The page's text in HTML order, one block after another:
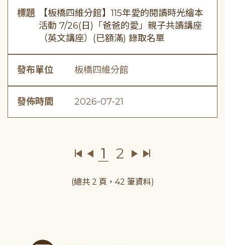
標題
【板橋四維分館】115年愛的閱讀時光繪本
活動 7/26(日)「爸爸的愛」親子共讀講座
（英文講座）(已額滿) 錄取名單
發布單位 板橋四維分館
發佈時間 2026-07-21
1 2
(總共 2 頁，42 筆資料)